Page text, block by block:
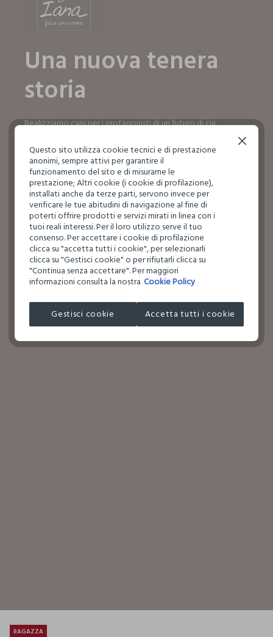
Una nuova tenera
storia
Realizziamo capi per i protagonisti di un futuro di cui
SCOPRI IL MONDO IANA
SCOPRI IL MONDO IANA
RAGAZZA
Questo sito utilizza cookie tecnici e di prestazione
anonimi, sempre attivi per garantire il
funzionamento del sito e di misurarne le
prestazione; Altri cookie (i cookie di profilazione),
installati anche da terze parti, servono invece per
verificare le tue abitudini di navigazione al fine di
poterti offrire prodotti e servizi mirati in linea con i
tuoi reali interessi. Per il loro utilizzo serve il tuo
consenso. Per accettare i cookie di profilazione
clicca su "accetta tutti i cookie", per selezionarli
clicca su "Gestisci cookie" o per rifiutarli clicca su
"Continua senza accettare". Per maggiori
informazioni consulta la nostra Cookie Policy
Gestisci cookie Accetta tutti i cookie
Continua senza accettare